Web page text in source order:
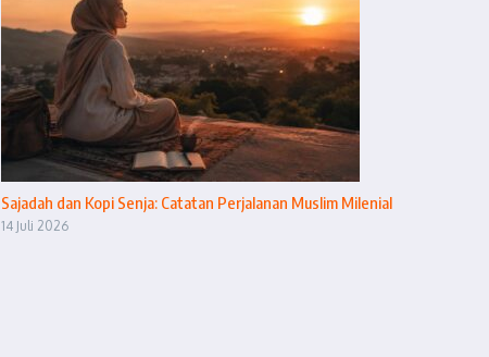
Sajadah dan Kopi Senja: Catatan Perjalanan Muslim Milenial
14 Juli 2026